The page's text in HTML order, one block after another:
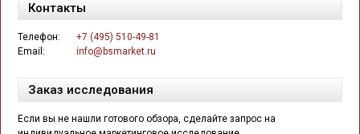
Контакты
Телефон:
+7 (495) 510-49-81
Email:
info@bsmarket.ru
Заказ исследования
Если вы не нашли готового обзора, сделайте запрос на